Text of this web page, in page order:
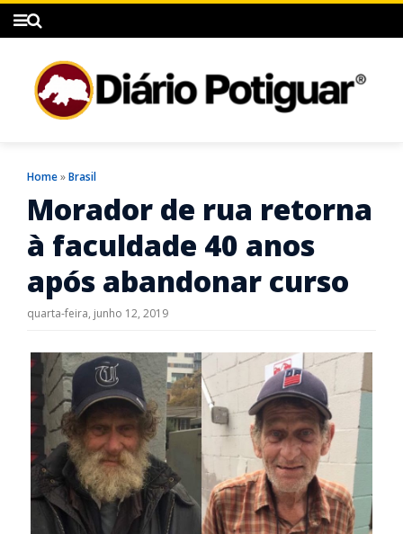
Home»Brasil
Morador de rua retorna
à faculdade 40 anos
após abandonar curso
quarta-feira, junho 12, 2019